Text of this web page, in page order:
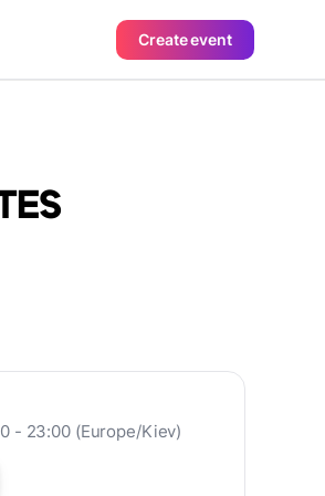
Create event
- 23:00 (Europe/Kiev)